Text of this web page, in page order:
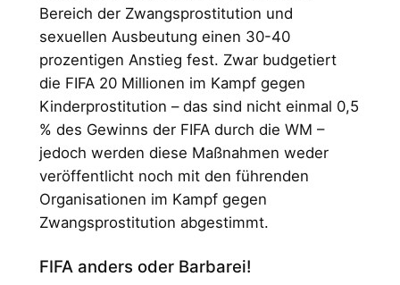
Bereich der Zwangsprostitution und
sexuellen Ausbeutung einen 30-40
prozentigen Anstieg fest. Zwar budgetiert
die FIFA 20 Millionen im Kampf gegen
Kinderprostitution – das sind nicht einmal 0,5
% des Gewinns der FIFA durch die WM –
jedoch werden diese Maßnahmen weder
veröffentlicht noch mit den führenden
Organisationen im Kampf gegen
Zwangsprostitution abgestimmt.
FIFA anders oder Barbarei!